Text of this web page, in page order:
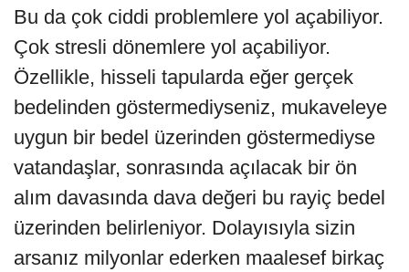
Bu da çok ciddi problemlere yol açabiliyor.
Çok stresli dönemlere yol açabiliyor.
Özellikle, hisseli tapularda eğer gerçek
bedelinden göstermediyseniz, mukaveleye
uygun bir bedel üzerinden göstermediyse
vatandaşlar, sonrasında açılacak bir ön
alım davasında dava değeri bu rayiç bedel
üzerinden belirleniyor. Dolayısıyla sizin
arsanız milyonlar ederken maalesef birkaç